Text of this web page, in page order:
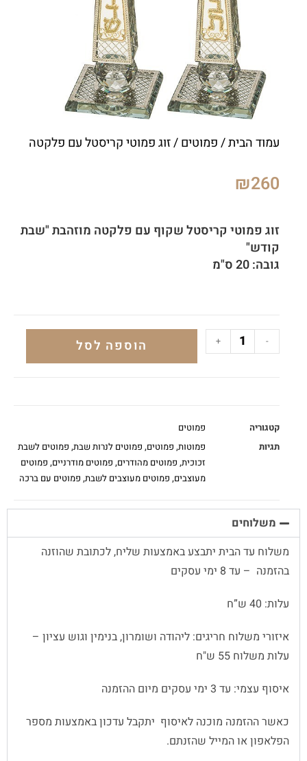
עמוד הבית/פמוטים/ זוג פמוטי קריסטל עם פלקטה
₪260
זוג פמוטי קריסטל שקוף עם פלקטה מוזהבת "שבת
קודש"
גובה: 20 ס"מ
-
+ הוספה לסל
קטגוריה
פמוטים
תגיות
פמוטות, פמוטים, פמוטים לנרות שבת, פמוטים לשבת
זכוכית, פמוטים מהודרים, פמוטים מודרניים, פמוטים
מעוצבים, פמוטים מעוצבים לשבת, פמוטים עם ברכה
משלוחים
משלוח עד הבית יתבצע באמצעות שליח, לכתובת שהוזנה
בהזמנה – עד 8 ימי עסקים
עלות: 40 ש”ח
איזורי משלוח חריגים: ליהודה ושומרון, בנימין וגוש עציון –
עלות משלוח 55 ש"ח
איסוף עצמי: עד 3 ימי עסקים מיום ההזמנה
כאשר ההזמנה מוכנה לאיסוף יתקבל עדכון באמצעות מספר
הפלאפון או המייל שהזנתם.